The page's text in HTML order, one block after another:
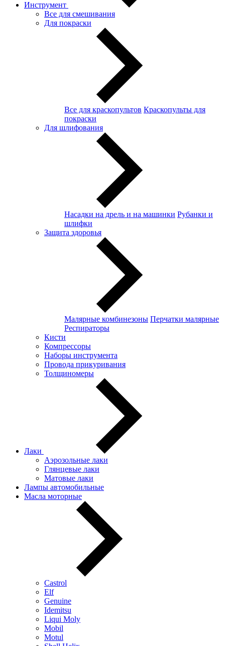
Инструмент
Все для смешивания
Для покраски
Все для краскопультов Краскопульты для
покраски
Для шлифования
Насадки на дрель и на машинки Рубанки и
шлифки
Защита здоровья
Малярные комбинезоны Перчатки малярные
Респираторы
Кисти
Компрессоры
Наборы инструмента
Провода прикуривания
Толщиномеры
Лаки
Аэрозольные лаки
Глянцевые лаки
Матовые лаки
Лампы автомобильные
Масла моторные
Castrol
Elf
Genuine
Idemitsu
Liqui Moly
Mobil
Motul